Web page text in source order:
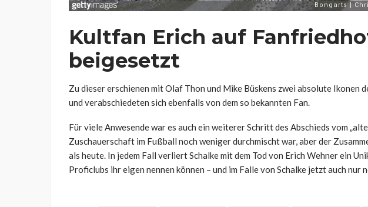
Kultfan Erich auf
beigesetzt
Zu dieser erschienen mit Olaf Thon und Mike Büskens zwei absolute Ikonen
und verabschiedeten sich ebenfalls von dem so bekannten Fan.
Für viele Anwesende war es auch ein weiterer Schritt des Abschieds vom
Zuschauerschaft im Fußball noch weniger durchmischt war, aber der
als heute. In jedem Fall verliert Schalke mit dem Tod von Erich Wehner ein
Proficlubs ihr eigen nennen können – und im Falle von Schalke jetzt auch nur